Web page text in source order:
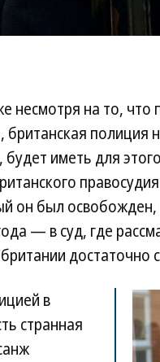
несмотря на то, что
полиция
иметь для
он был
— в суд, где
достаточно
в
странная